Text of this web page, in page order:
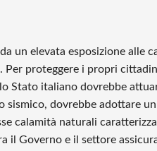
un elevata esposizione alle
Per proteggere i propri
Stato italiano dovrebbe
sismico, dovrebbe adottare
calamità naturali
il Governo e il settore